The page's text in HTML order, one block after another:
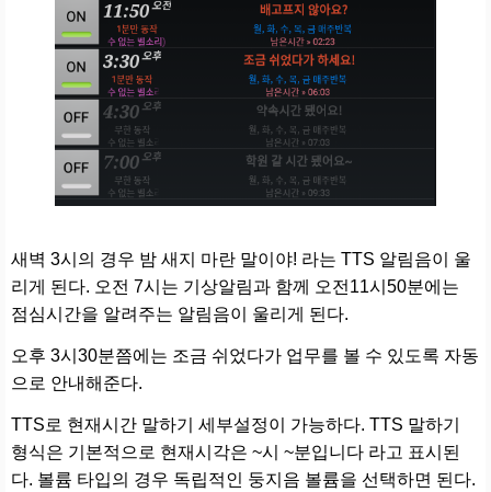
새벽 3시의 경우 밤 새지 마란 말이야! 라는 TTS 알림음이 울
리게 된다. 오전 7시는 기상알림과 함께 오전11시50분에는
점심시간을 알려주는 알림음이 울리게 된다.
오후 3시30분쯤에는 조금 쉬었다가 업무를 볼 수 있도록 자동
으로 안내해준다.
TTS로 현재시간 말하기 세부설정이 가능하다. TTS 말하기
형식은 기본적으로 현재시각은 ~시 ~분입니다 라고 표시된
다. 볼륨 타입의 경우 독립적인 둥지음 볼륨을 선택하면 된다.